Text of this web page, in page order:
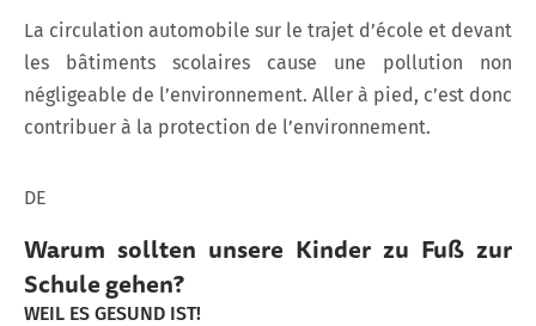
La circulation automobile sur le trajet d’école et devant
les bâtiments scolaires cause une pollution non
négligeable de l’environnement. Aller à pied, c’est donc
contribuer à la protection de l’environnement.
DE
Warum sollten unsere Kinder zu Fuß zur
Schule gehen?
WEIL ES GESUND IST!